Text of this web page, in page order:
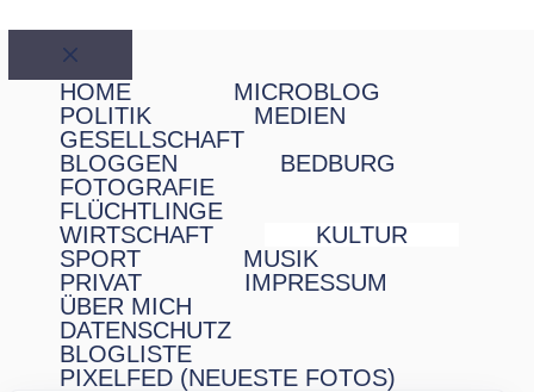
Schließen
HOME
MICROBLOG
POLITIK
MEDIEN
GESELLSCHAFT
BLOGGEN
BEDBURG
FOTOGRAFIE
FLÜCHTLINGE
WIRTSCHAFT
KULTUR
SPORT
MUSIK
PRIVAT
IMPRESSUM
ÜBER MICH
DATENSCHUTZ
BLOGLISTE
PIXELFED (NEUESTE FOTOS)